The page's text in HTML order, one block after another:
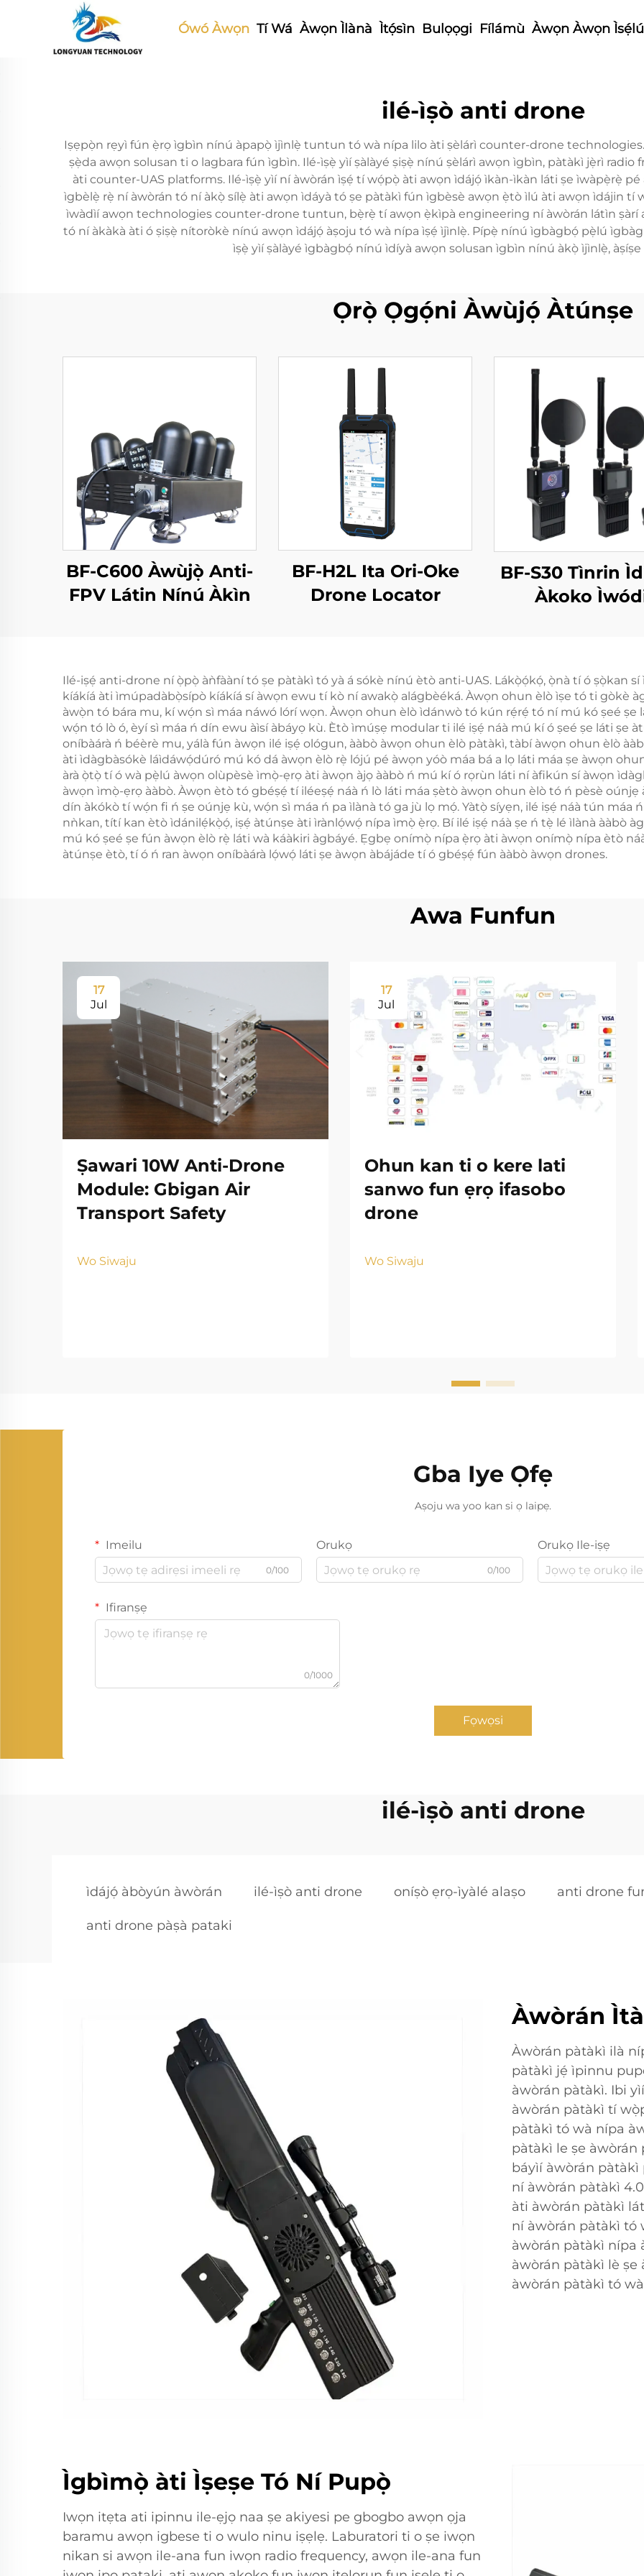
Ówó Àwọn Tí Wá Àwọn Ìlànà Ìtọ́sìn Bulọọgi Fílámù Àwọn Àwọn Ìsẹ́lú
ilé-ìṣò anti drone
Iṣẹpọ̀n rẹyì fún ẹ̀rọ ìgbìn nínú àpapọ̀ ìjìnlẹ̀ tuntun tó wà nípa lilo àti ṣèlárì counter-drone
ṣẹ̀da awọn solusan ti o lagbara fún ìgbìn. Ilé-ìṣẹ̀ yìí ṣàlàyé ṣiṣẹ̀ nínú ṣèlárì awọn ìgbìn, pàtàkì jẹ̀rì
àti counter-UAS platforms. Ilé-ìṣẹ̀ yìí ní àwòrán ìṣẹ́ tí wọ́pọ̀ àti awọn ìdájọ́ ìkàn-ìkàn láti ṣe ìwàpẹ̀rẹ̀
ìgbèlẹ̀ rẹ̀ ní àwòrán tó ní àkọ̀ sílẹ̀ àti awọn ìdáyà tó ṣe pàtàkì fún ìgbèsè awọn ẹ̀tò ìlú àti awọn ìdájin tí
ìwàdìí awọn technologies counter-drone tuntun, bẹ̀rẹ̀ tí awọn ẹ̀kìpà engineering ní àwòrán látìn ṣàrí
tó ní àkàkà àti ó ṣiṣẹ̀ nítoròkè nínú awọn ìdájọ́ àṣoju tó wà nípa ìṣẹ́ ìjìnlẹ̀. Pípẹ̀ nínú ìgbàgbọ́ pẹ̀lú
ìṣẹ̀ yìí ṣàlàyé ìgbàgbọ́ nínú ìdíyà awọn solusan ìgbìn nínú àkọ̀ ìjìnlẹ̀,
Ọrọ̀ Ọgọ́ni Àwùjọ́ Àtúnṣe
BF-C600 Àwùjọ̀ Anti-
FPV Látin Nínú Àkìn
BF-H2L Ita Ori-Oke
Drone Locator
BF-S30 Tìnrin
Àkoko
Ilé-iṣẹ́ anti-drone ní ọ̀pọ̀ àǹfààní tó ṣe pàtàkì tó yà á sókè nínú ètò anti-UAS. Lákọ̀ọ́kọ́, ọ̀nà tí ó ṣọ̀kan
kíákíá àti ìmúpadàbọ̀sípò kíákíá sí àwọn ewu tí kò ní awakọ̀ alágbèéká. Àwọn ohun èlò ìṣe tó ti gòkè
àwọ̀n tó bára mu, kí wọ́n sì máa náwó lórí wọn. Àwọn ohun èlò ìdánwò tó kún rẹ́rẹ́ tó ní mú kó ṣeé ṣe
wọ́n tó lò ó, èyí sì máa ń dín ewu àìsí àbáyọ kù. Ètò ìmúṣẹ modular ti ilé iṣẹ́ náà mú kí ó ṣeé ṣe láti ṣe
oníbàárà ń béèrè mu, yálà fún àwọn ilé iṣẹ́ ológun, ààbò àwọn ohun èlò pàtàkì, tàbí àwọn ohun èlò
àti ìdàgbàsókè láìdáwọ́dúró mú kó dá àwọn èlò rẹ̀ lójú pé àwọn yóò máa bá a lọ láti máa ṣe àwọn
àrà ọ̀tọ̀ tí ó wà pẹ̀lú àwọn olùpèsè ìmọ̀-ẹrọ àti àwọn àjọ ààbò ń mú kí ó rọrùn láti ní àfikún sí àwọn
àwọn ìmọ̀-ẹrọ ààbò. Àwọn ètò tó gbéṣẹ́ tí iléeṣẹ́ náà ń lò láti máa ṣètò àwọn ohun èlò tó ń pèsè oúnjẹ
dín àkókò tí wọ́n fi ń ṣe oúnjẹ kù, wọ́n sì máa ń pa ìlànà tó ga jù lọ mọ́. Yàtọ̀ síyẹn, ilé iṣẹ́ náà tún máa
nǹkan, títí kan ètò ìdánilẹ́kọ̀ọ́, iṣẹ́ àtúnṣe àti ìrànlọ́wọ́ nípa ìmọ̀ ẹ̀rọ. Bí ilé iṣẹ́ náà ṣe ń tẹ̀ lé ìlànà ààbò
mú kó ṣeé ṣe fún àwọn èlò rẹ̀ láti wà káàkiri àgbáyé. Ẹgbẹ onímọ̀ nípa ẹ̀rọ àti àwọn onímọ̀ nípa ètò
àtúnṣe ètò, tí ó ń ran àwọn oníbàárà lọ́wọ́ láti ṣe àwọn àbájáde tí ó gbéṣẹ́ fún ààbò àwọn drones.
Awa Funfun
17
Jul
Ṣawari 10W Anti-Drone
Module: Gbigan Air
Transport Safety
Wo Siwaju
17
Jul
Ohun kan ti o kere lati
sanwo fun ẹrọ ifasobo
drone
Wo Siwaju
Gba Iye Ọfẹ
Aṣoju wa yoo kan si ọ laipẹ.
Imeilu
0/100
Orukọ
0/100
Orukọ Ile-iṣẹ
Ifiranṣẹ
0/1000
Fọwọsi
ilé-ìṣò anti drone
ìdájọ́ àbòyún àwòrán ilé-ìṣò anti drone oníṣò ẹrọ-ìyàlé alaṣo anti drone
anti drone pàṣà pataki
Àwòrán
Àwòrán pàtàkì ilà
pàtàkì jẹ́ ìpinnu
àwòrán pàtàkì. Ibi
àwòrán pàtàkì tí
pàtàkì tó wà nípa
pàtàkì le ṣe
báyìí àwòrán
ní àwòrán pàtàkì
àti àwòrán pàtàkì
ní àwòrán pàtàkì tó
àwòrán pàtàkì nípa
àwòrán pàtàkì lè
àwòrán pàtàkì tó
Ìgbìmọ̀ àti Ìṣeṣe Tó Ní Pupọ̀
Iwọn itẹta ati ipinnu ile-ẹjọ naa ṣe akiyesi pe gbogbo awọn ọja
baramu awọn igbese ti o wulo ninu iṣẹlẹ. Laburatori ti o ṣe iwọn
nikan si awọn ile-ana fun iwọn radio frequency, awọn ile-ana fun